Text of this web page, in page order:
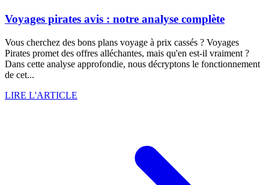
Voyages pirates avis : notre analyse complète
Vous cherchez des bons plans voyage à prix cassés ? Voyages
Pirates promet des offres alléchantes, mais qu'en est-il vraiment ?
Dans cette analyse approfondie, nous décryptons le fonctionnement
de cet...
LIRE L'ARTICLE